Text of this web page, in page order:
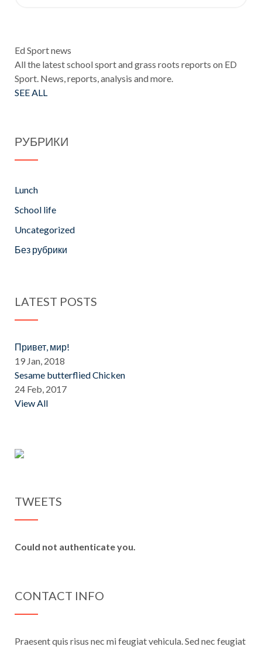
Ed Sport news
All the latest school sport and grass roots reports on ED
Sport. News, reports, analysis and more.
SEE ALL
РУБРИКИ
Lunch
School life
Uncategorized
Без рубрики
LATEST POSTS
Привет, мир!
19 Jan, 2018
Sesame butterflied Chicken
24 Feb, 2017
View All
TWEETS
Could not authenticate you.
CONTACT INFO
Praesent quis risus nec mi feugiat vehicula. Sed nec feugiat